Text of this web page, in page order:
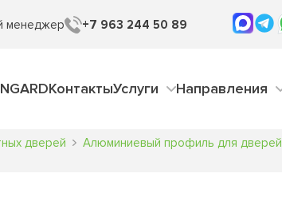
менеджер +7 963 244 50 89
КонтактыУслуги Направления
дверей
Алюминиевый профиль для дверей